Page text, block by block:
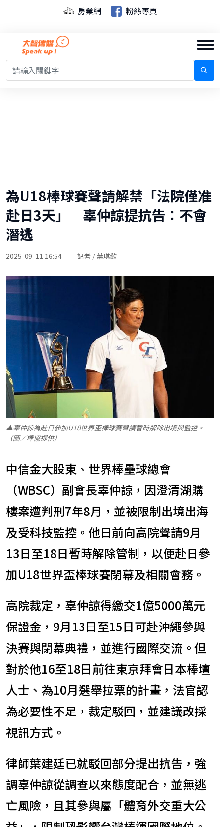
房業網 粉絲專頁
為U18棒球賽聲請解禁「法院僅准
赴日3天」 辜仲諒提抗告：不會
潛逃
2025-09-11 16:54 記者 / 葉琪歡
▲辜仲諒為赴日參加U18世界盃棒球賽聲請暫時解除出境與監控。
（圖／棒協提供）
中信金大股東、世界棒壘球總會
（WBSC）副會長辜仲諒，因澄清湖購
樓案遭判刑7年8月，並被限制出境出海
及受科技監控。他日前向高院聲請9月
13日至18日暫時解除管制，以便赴日參
加U18世界盃棒球賽閉幕及相關會務。
高院裁定，辜仲諒得繳交1億5000萬元
保證金，9月13日至15日可赴沖繩參與
決賽與閉幕典禮，並進行國際交流。但
對於他16至18日前往東京拜會日本棒壇
人士、為10月選舉拉票的計畫，法官認
為必要性不足，裁定駁回，並建議改採
視訊方式。
律師葉建廷已就駁回部分提出抗告，強
調辜仲諒從調查以來態度配合，並無逃
亡風險，且其參與屬「體育外交重大公